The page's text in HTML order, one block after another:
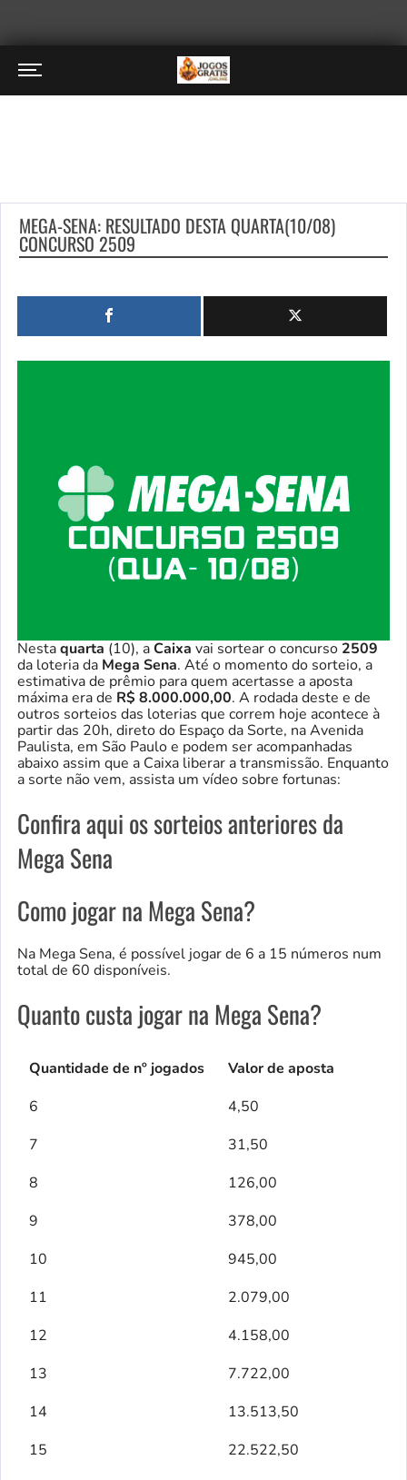
MEGA-SENA: RESULTADO DESTA QUARTA(10/08)
CONCURSO 2509
Nestaquarta (10), aCaixa vai sortear o concurso 2509
da loteria da Mega Sena. Até o momento do sorteio, a
estimativa de prêmio para quem acertasse a aposta
máxima era de R$ 8.000.000,00. A rodada deste e de
outros sorteios das loterias que correm hoje acontece à
partir das 20h, direto do Espaço da Sorte, na Avenida
Paulista, em São Paulo e podem ser acompanhadas
abaixo assim que a Caixa liberar a transmissão. Enquanto
a sorte não vem, assista um vídeo sobre fortunas:
Confira aqui os sorteios anteriores da
Mega Sena
Como jogar na Mega Sena?
Na Mega Sena, é possível jogar de 6 a 15 números num
total de 60 disponíveis.
Quanto custa jogar na Mega Sena?
Quantidade de nº jogados
Valor de aposta
6
4,50
7
31,50
8
126,00
9
378,00
10
945,00
11
2.079,00
12
4.158,00
13
7.722,00
14
13.513,50
15
22.522,50